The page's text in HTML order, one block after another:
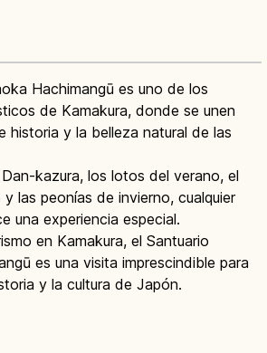
Hachimangū es uno de los
de Kamakura, donde se unen
historia y la belleza natural de las
kazura, los lotos del verano, el
las peonías de invierno, cualquier
una experiencia especial.
en Kamakura, el Santuario
es una visita imprescindible para
y la cultura de Japón.